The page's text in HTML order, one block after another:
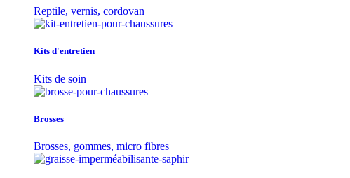
Reptile, vernis, cordovan
Kits d'entretien
Kits de soin
Brosses
Brosses, gommes, micro fibres